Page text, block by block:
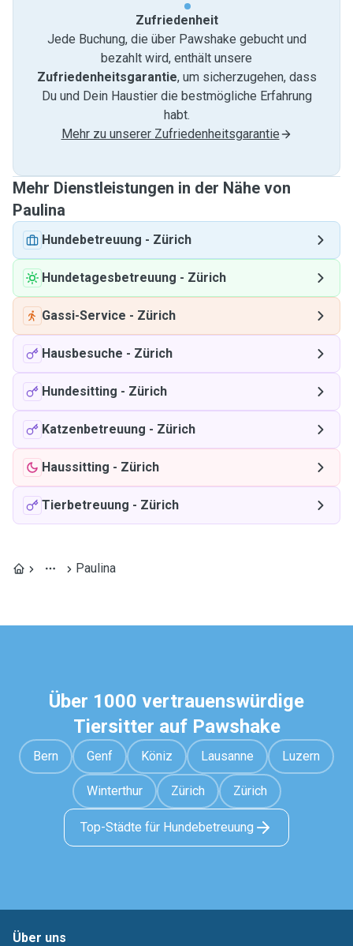
Zufriedenheit
Jede Buchung, die über Pawshake gebucht und
bezahlt wird, enthält unsere
Zufriedenheitsgarantie, um sicherzugehen, dass
Du und Dein Haustier die bestmögliche Erfahrung
habt.
Mehr zu unserer Zufriedenheitsgarantie
Mehr Dienstleistungen in der Nähe von
Paulina
Hundebetreuung - Zürich
Hundetagesbetreuung - Zürich
Gassi-Service - Zürich
Hausbesuche - Zürich
Hundesitting - Zürich
Katzenbetreuung - Zürich
Haussitting - Zürich
Tierbetreuung - Zürich
Paulina
Über 1000 vertrauenswürdige
Tiersitter auf Pawshake
Bern Genf Köniz Lausanne Luzern
Winterthur Zürich Zürich
Top-Städte für Hundebetreuung
Über uns